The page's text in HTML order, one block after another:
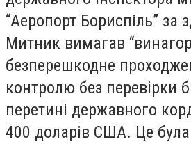
“Аеропорт Бориспіль” за
Митник вимагав
безперешкодне
контролю без перевірки
перетині державного
400 доларів США. Це